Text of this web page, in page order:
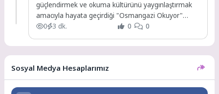
güçlendirmek ve okuma kültürünü yaygınlaştırmak
amacıyla hayata geçirdiği "Osmangazi Okuyor"
projesi kapsamında bu kez Yeniceabat...
0 3 dk. 0 0
Sosyal Medya Hesaplarımız